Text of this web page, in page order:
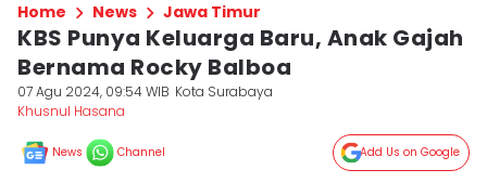
Home News Jawa Timur
KBS Punya Keluarga Baru, Anak Gajah
Bernama Rocky Balboa
07 Agu 2024, 09:54 WIB Kota Surabaya
Khusnul Hasana
News Channel Add Us on Google